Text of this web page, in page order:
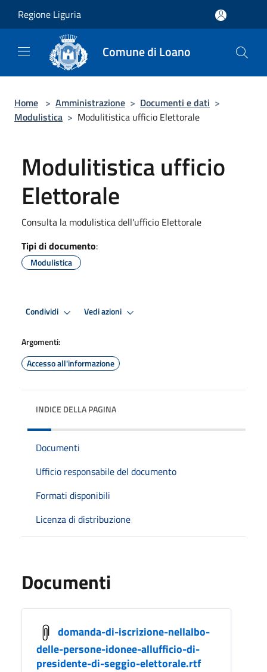
Regione Liguria
Comune di Loano
Home > Amministrazione > Documenti e dati >
Modulistica > Modulitistica ufficio Elettorale
Modulitistica ufficio
Elettorale
Consulta la modulistica dell'ufficio Elettorale
Tipi di documento:
Modulistica
Condividi Vedi azioni
Argomenti:
Accesso all'informazione
INDICE DELLA PAGINA
Documenti
Ufficio responsabile del documento
Formati disponibili
Licenza di distribuzione
Documenti
domanda-di-iscrizione-nellalbo-
delle-persone-idonee-allufficio-di-
presidente-di-seggio-elettorale.rtf